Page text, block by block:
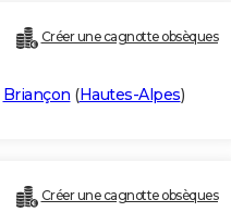
Créer une cagnotte obsèques
Briançon (Hautes-Alpes)
Créer une cagnotte obsèques